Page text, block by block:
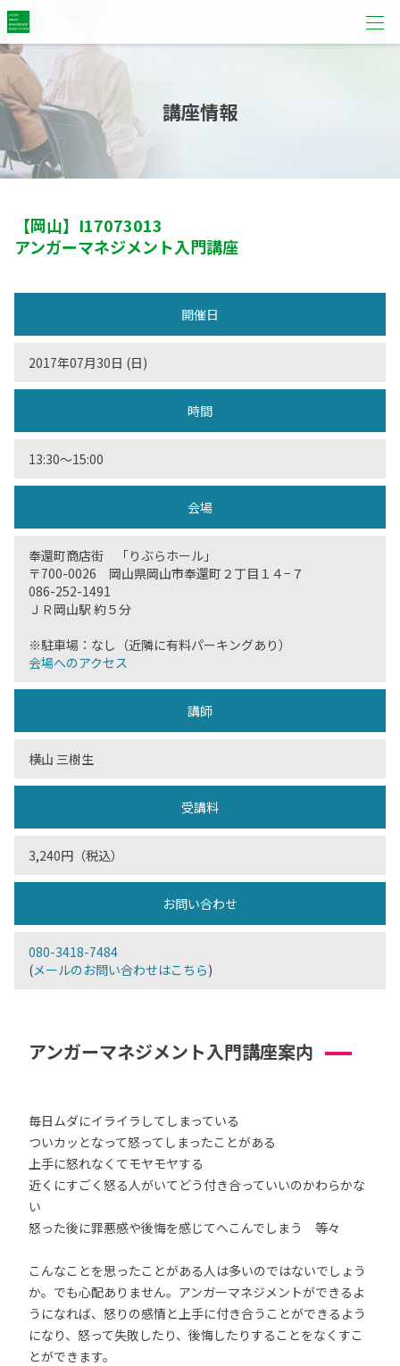
講座情報
【岡山】 I17073013
アンガーマネジメント入門講座
開催日
2017年07月30日 (日)
時間
13:30〜15:00
会場
奉還町商店街 「りぶらホール」
〒700-0026 岡山県岡山市奉還町２丁目１４−７
086-252-1491
ＪＲ岡山駅 約５分
※駐車場：なし（近隣に有料パーキングあり）
会場へのアクセス
講師
横山 三樹生
受講料
3,240円（税込）
お問い合わせ
080-3418-7484
(メールのお問い合わせはこちら)
アンガーマネジメント入門講座案内
毎日ムダにイライラしてしまっている
ついカッとなって怒ってしまったことがある
上手に怒れなくてモヤモヤする
近くにすごく怒る人がいてどう付き合っていいのかわらかな
い
怒った後に罪悪感や後悔を感じてへこんでしまう 等々
こんなことを思ったことがある人は多いのではないでしょう
か。でも心配ありません。アンガーマネジメントができるよ
うになれば、怒りの感情と上手に付き合うことができるよう
になり、怒って失敗したり、後悔したりすることをなくすこ
とができます。